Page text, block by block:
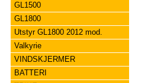
GL1500
GL1800
Utstyr GL1800 2012 mod.
Valkyrie
VINDSKJERMER
BATTERI